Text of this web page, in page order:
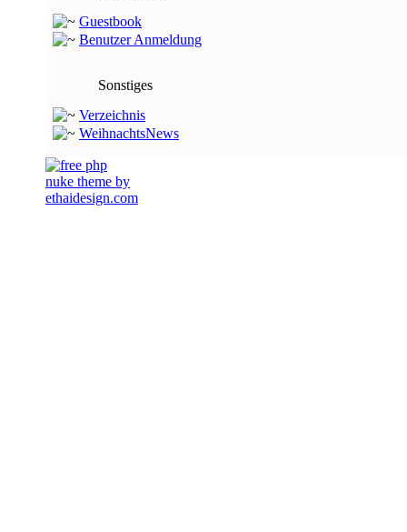
Guestbook
Benutzer Anmeldung
Sonstiges
Verzeichnis
WeihnachtsNews